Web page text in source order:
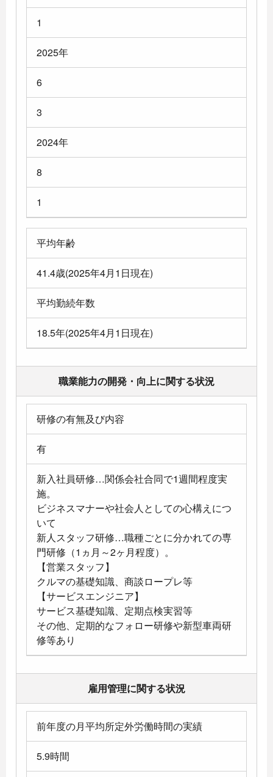
1
2025年
6
3
2024年
8
1
平均年齢
41.4歳(2025年4月1日現在)
平均勤続年数
18.5年(2025年4月1日現在)
職業能力の開発・向上に関する状況
研修の有無及び内容
有
新入社員研修…関係会社合同で1週間程度実
施。
ビジネスマナーや社会人としての心構えにつ
いて
新人スタッフ研修…職種ごとに分かれての専
門研修（1ヵ月～2ヶ月程度）。
【営業スタッフ】
クルマの基礎知識、商談ロープレ等
【サービスエンジニア】
サービス基礎知識、定期点検実習等
その他、定期的なフォロー研修や新型車両研
修等あり
雇用管理に関する状況
前年度の月平均所定外労働時間の実績
5.9時間